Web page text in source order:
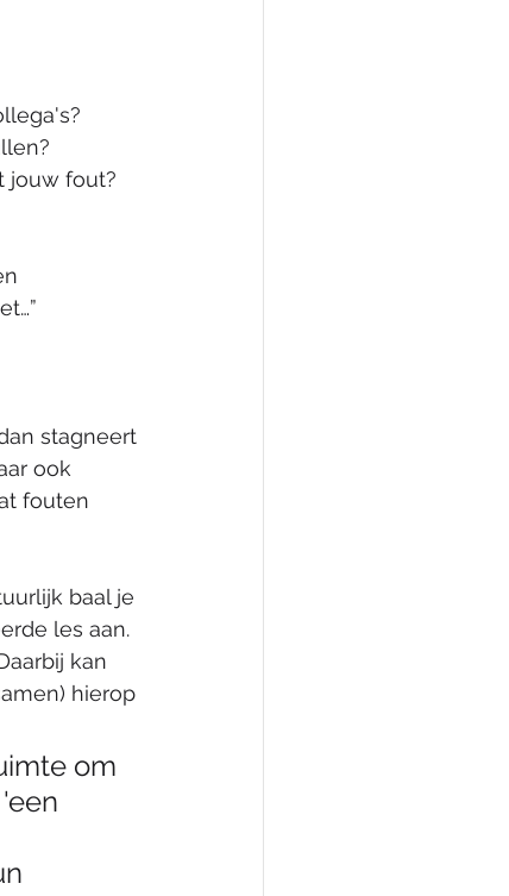
jouw fout?
stagneert
ook
fouten
baal je
les aan.
kan
hierop
om